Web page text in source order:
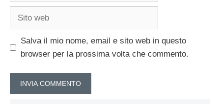
Sito
Salva il mio nome, email e sito web in questo
browser per la prossima volta che commento.